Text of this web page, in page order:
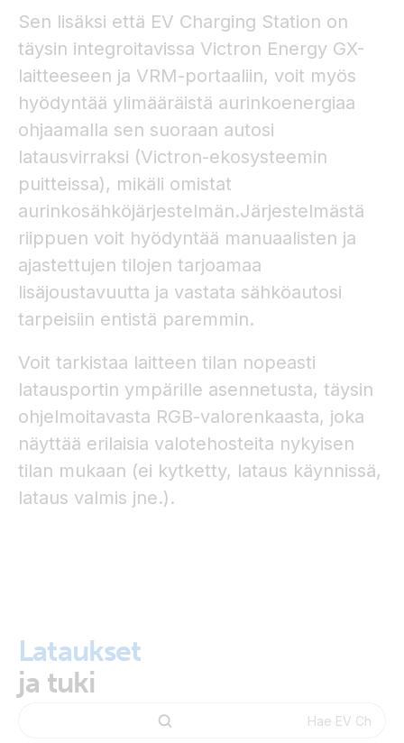
Sen lisäksi että EV Charging Station on
täysin integroitavissa Victron Energy GX-
laitteeseen ja VRM-portaaliin, voit myös
hyödyntää ylimääräistä aurinkoenergiaa
ohjaamalla sen suoraan autosi
latausvirraksi (Victron-ekosysteemin
puitteissa), mikäli omistat
aurinkosähköjärjestelmän.Järjestelmästä
riippuen voit hyödyntää manuaalisten ja
ajastettujen tilojen tarjoamaa
lisäjoustavuutta ja vastata sähköautosi
tarpeisiin entistä paremmin.
Voit tarkistaa laitteen tilan nopeasti
latausportin ympärille asennetusta, täysin
ohjelmoitavasta RGB-valorenkaasta, joka
näyttää erilaisia valotehosteita nykyisen
tilan mukaan (ei kytketty, lataus käynnissä,
lataus valmis jne.).
Lataukset
ja tuki